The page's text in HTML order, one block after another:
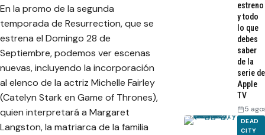
En la promo de la segunda
temporada de Resurrection, que se
estrena el Domingo 28 de
Septiembre, podemos ver escenas
nuevas, incluyendo la incorporación
al elenco de la actriz Michelle Fairley
(Catelyn Stark en Game of Thrones),
quien interpretará a Margaret
Langston, la matriarca de la familia
estreno
y todo
lo que
debes
saber
de la
serie de
Apple
TV
5
DEAD
CITY